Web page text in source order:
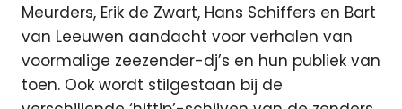
Meurders, Erik de Zwart, Hans Schiffers en Bart
van Leeuwen aandacht voor verhalen van
voormalige zeezender-dj’s en hun publiek van
toen. Ook wordt stilgestaan bij de